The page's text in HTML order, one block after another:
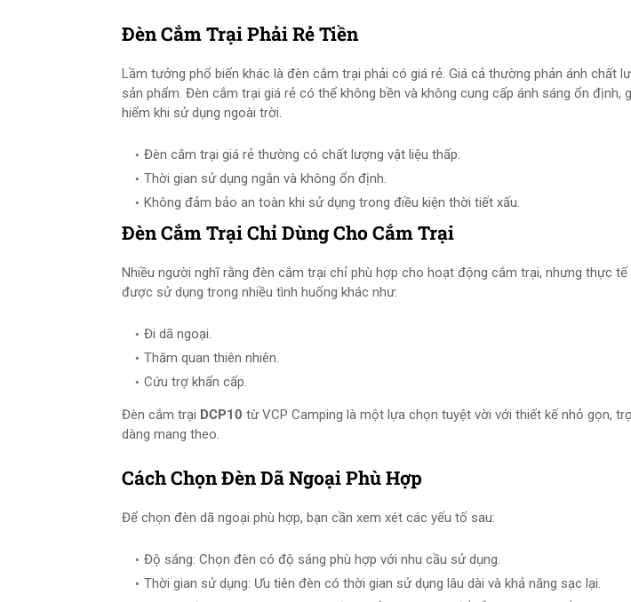
Đèn Cắm Trại Phải Rẻ Tiền
Lầm tưởng phổ biến khác là đèn cắm trại phải có giá rẻ. Giá cả thường phản ánh chất
sản phẩm. Đèn cắm trại giá rẻ có thể không bền và không cung cấp ánh sáng ổn định,
hiểm khi sử dụng ngoài trời.
Đèn cắm trại giá rẻ thường có chất lượng vật liệu thấp.
Thời gian sử dụng ngắn và không ổn định.
Không đảm bảo an toàn khi sử dụng trong điều kiện thời tiết xấu.
Đèn Cắm Trại Chỉ Dùng Cho Cắm Trại
Nhiều người nghĩ rằng đèn cắm trại chỉ phù hợp cho hoạt động cắm trại, nhưng thực
được sử dụng trong nhiều tình huống khác như:
Đi dã ngoại.
Thăm quan thiên nhiên.
Cứu trợ khẩn cấp.
Đèn cắm trại DCP10 từ VCP Camping là một lựa chọn tuyệt vời với thiết kế nhỏ gọn,
dàng mang theo.
Cách Chọn Đèn Dã Ngoại Phù Hợp
Để chọn đèn dã ngoại phù hợp, bạn cần xem xét các yếu tố sau:
Độ sáng: Chọn đèn có độ sáng phù hợp với nhu cầu sử dụng.
Thời gian sử dụng: Ưu tiên đèn có thời gian sử dụng lâu dài và khả năng sạc lại.